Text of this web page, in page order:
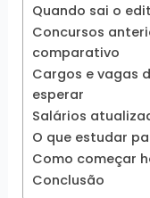
Quando sai o
Concursos
comparativo
Cargos e vagas
esperar
Salários
O que estudar
Como começar
Conclusão